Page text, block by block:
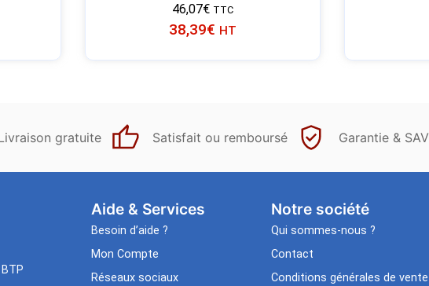
46,07€ TTC
38,39€ HT
gratuite Satisfait ou remboursé Garantie & SAV
Aide & Services​
Besoin d’aide ?
Mon Compte
Réseaux sociaux
Notre société
Qui sommes-nous ?
Contact
Conditions générales de vente